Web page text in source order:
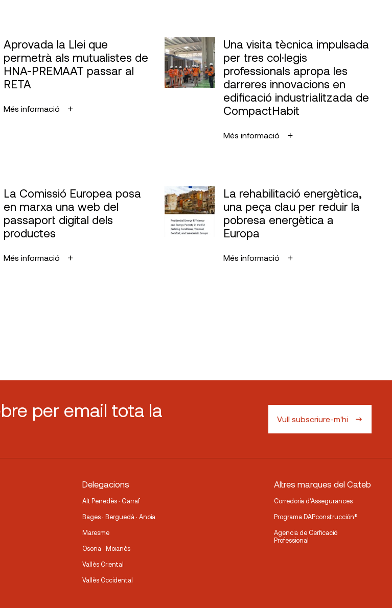
Aprovada la Llei que
permetrà als mutualistes de
HNA-PREMAAT passar al
RETA
Més informació
Una visita tècnica impulsada
per tres col·legis
professionals apropa les
darreres innovacions en
edificació industrialitzada de
CompactHabit
Més informació
La Comissió Europea posa
en marxa una web del
passaport digital dels
productes
Més informació
La rehabilitació energètica,
una peça clau per reduir la
pobresa energètica a
Europa
Més informació
per email tota la
Vull subscriure-m'hi
Delegacions
Alt Penedès · Garraf
Bages · Berguedà · Anoia
Maresme
Osona · Moianès
Vallès Oriental
Vallès Occidental
Altres marques del Cateb
Corredoria d’Assegurances
Programa DAPconstrucción®
Agencia de Cerficació
Professional